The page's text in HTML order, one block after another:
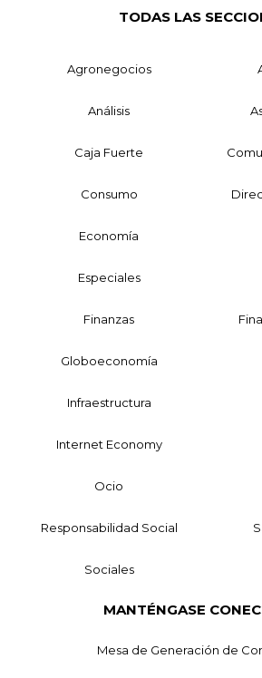
TODAS LAS
Agronegocios
Análisis
Caja Fuerte
Consumo
Economía
Especiales
Finanzas
Globoeconomía
Infraestructura
Internet Economy
Ocio
Responsabilidad Social
Sociales
MANTÉNGASE
Mesa de Generación de